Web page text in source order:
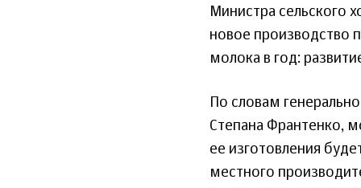
Министра сельского
новое производство
молока в год:
По словам
Степана Франтенко,
ее изготовления
местного